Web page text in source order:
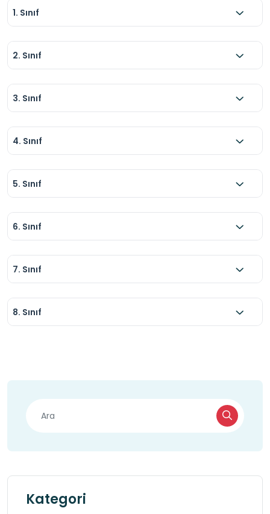
1. Sınıf
2. Sınıf
3. Sınıf
4. Sınıf
5. Sınıf
6. Sınıf
7. Sınıf
8. Sınıf
Kategori